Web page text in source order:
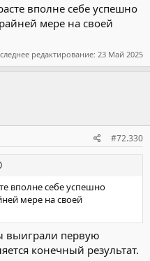
вполне себе успешно
мере на своей
редактирование: 23 Май 2025
#72.330
вполне себе успешно
мере на своей
выиграли первую
конечный результат.